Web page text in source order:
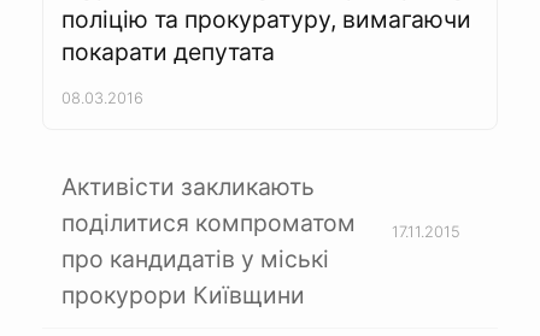
поліцію та прокуратуру, вимагаючи
покарати депутата
08.03.2016
Активісти закликають
поділитися компроматом
про кандидатів у міські
прокурори Київщини
17.11.2015